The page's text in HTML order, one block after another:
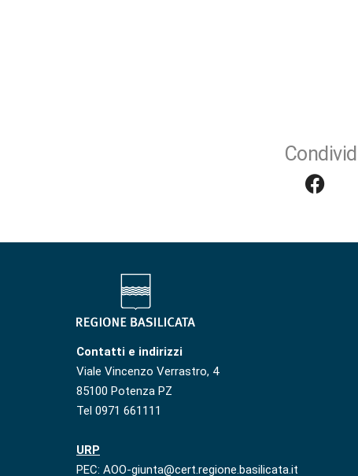
Contatti e indirizzi
Viale Vincenzo Verrastro, 4
85100 Potenza PZ
Tel 0971 661111
URP
PEC: AOO-giunta@cert.regione.basilicata.it